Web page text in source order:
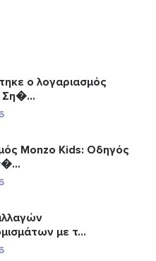
ο λογαριασμός
Ση�...
Monzo Kids: Οδηγός
με τ...